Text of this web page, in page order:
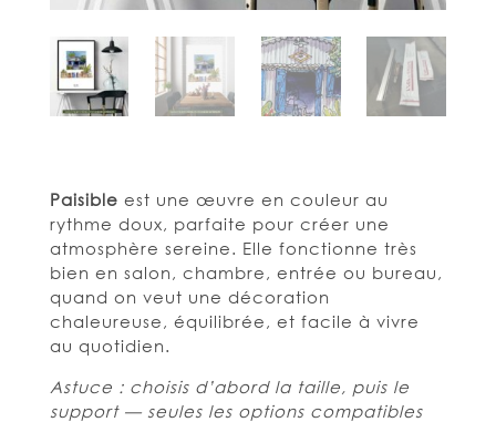
Paisible est une œuvre en couleur au
rythme doux, parfaite pour créer une
atmosphère sereine. Elle fonctionne très
bien en salon, chambre, entrée ou bureau,
quand on veut une décoration
chaleureuse, équilibrée, et facile à vivre
au quotidien.
Astuce : choisis d’abord la taille, puis le
support — seules les options compatibles